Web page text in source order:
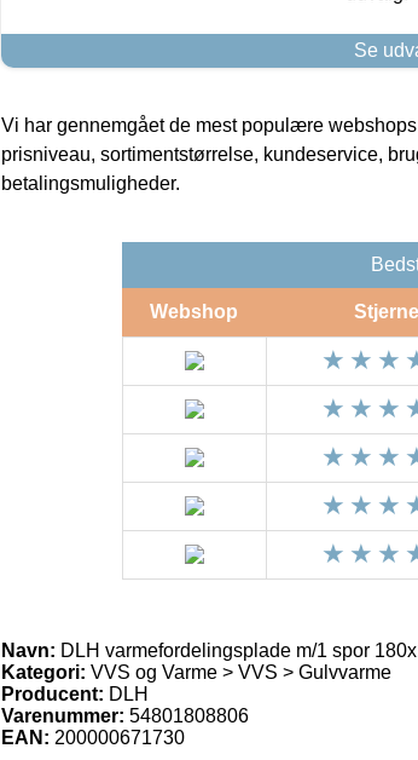
Se
Vi har gennemgået de mest populære
prisniveau, sortimentstørrelse, kundeservice,
betalingsmuligheder.
Webshop
Navn: DLH varmefordelingsplade m/1 spor
Kategori: VVS og Varme > VVS > Gulvvarme
Producent: DLH
Varenummer: 54801808806
EAN: 200000671730